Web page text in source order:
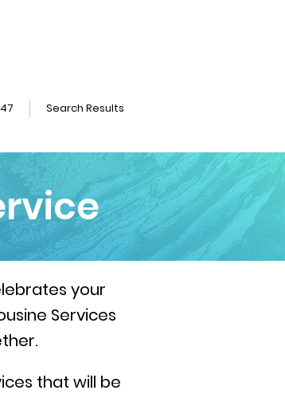
Search Results
your
Services
that will be